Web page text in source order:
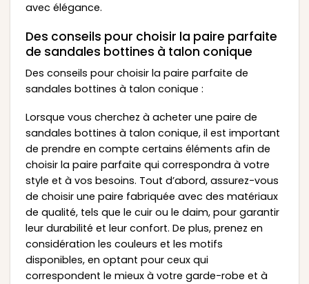
avec élégance.
Des conseils pour choisir la paire parfaite
de sandales bottines à talon conique
Des conseils pour choisir la paire parfaite de
sandales bottines à talon conique :
Lorsque vous cherchez à acheter une paire de
sandales bottines à talon conique, il est important
de prendre en compte certains éléments afin de
choisir la paire parfaite qui correspondra à votre
style et à vos besoins. Tout d’abord, assurez-vous
de choisir une paire fabriquée avec des matériaux
de qualité, tels que le cuir ou le daim, pour garantir
leur durabilité et leur confort. De plus, prenez en
considération les couleurs et les motifs
disponibles, en optant pour ceux qui
correspondent le mieux à votre garde-robe et à